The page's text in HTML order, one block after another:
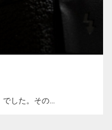
でした。その...